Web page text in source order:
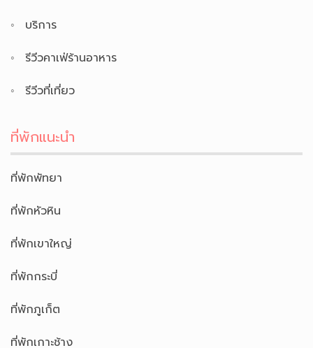
บริการ
รีวีวคาเฟ่ร้านอาหาร
รีวีวที่เที่ยว
ที่พักแนะนำ
ที่พักพัทยา
ที่พักหัวหิน
ที่พักเขาใหญ่
ที่พักกระบี่
ที่พักภูเก็ต
ที่พักเกาะช้าง